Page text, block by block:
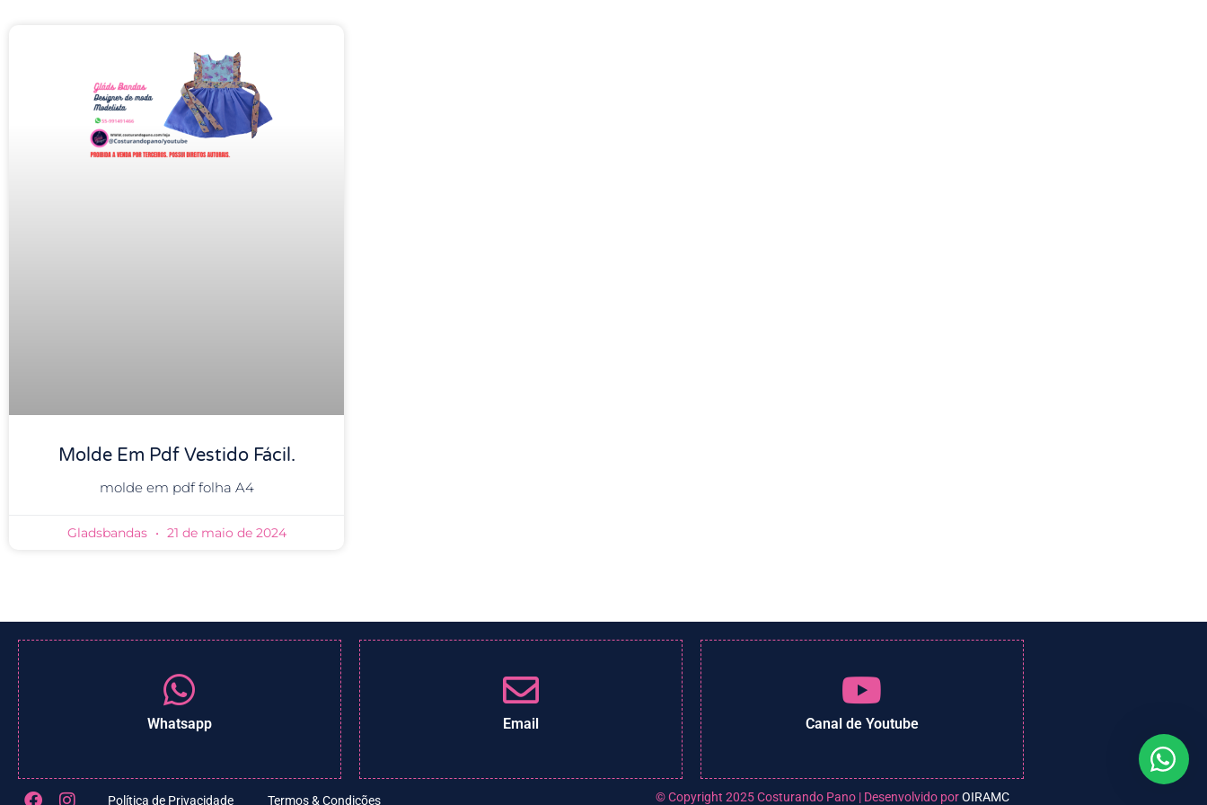
Molde Em Pdf Vestido Fácil.
molde em pdf folha A4
Gladsbandas 21 de maio de 2024
Whatsapp Email Canal de Youtube
Política de Privacidade Termos & Condições © Copyright 2025 Costurando Pano | Desenvolvido porOIRAMC